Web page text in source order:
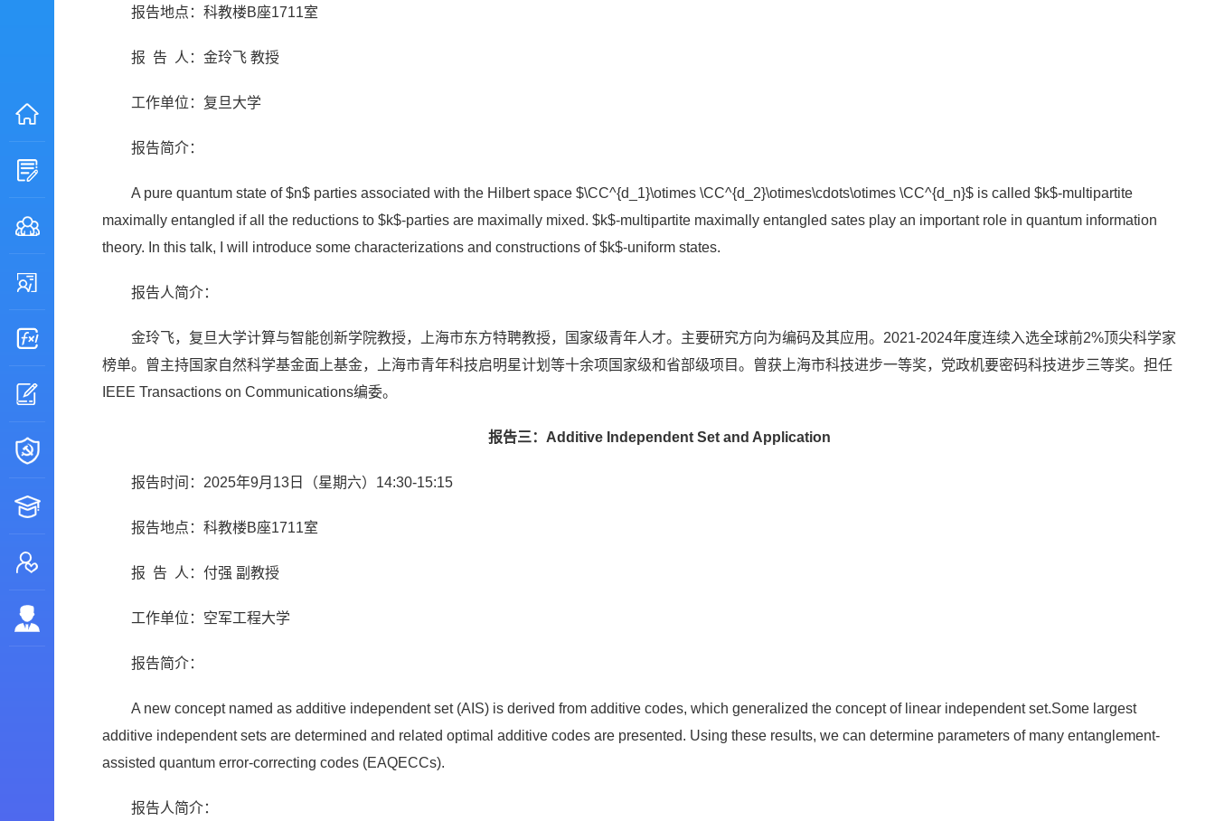
报告地点：科教楼B座1711室
报 告 人：金玲飞 教授
工作单位：复旦大学
报告简介：
A pure quantum state of $n$ parties associated with the Hilbert space $\CC^{d_1}\otimes \CC^{d_2}\otimes\cdots\otimes \CC^{d_n}$ is called $k$-multipartite
maximally entangled if all the reductions to $k$-parties are maximally mixed. $k$-multipartite maximally entangled sates play an important role in quantum information
theory. In this talk, I will introduce some characterizations and constructions of $k$-uniform states.
报告人简介：
金玲飞，复旦大学计算与智能创新学院教授，上海市东方特聘教授，国家级青年人才。主要研究方向为编码及其应用。2021-2024年度连续入选全球前2%顶尖科学家
榜单。曾主持国家自然科学基金面上基金，上海市青年科技启明星计划等十余项国家级和省部级项目。曾获上海市科技进步一等奖，党政机要密码科技进步三等奖。担任
IEEE Transactions on Communications编委。
报告三：Additive Independent Set and Application
报告时间：2025年9月13日（星期六）14:30-15:15
报告地点：科教楼B座1711室
报 告 人：付强 副教授
工作单位：空军工程大学
报告简介：
A new concept named as additive independent set (AIS) is derived from additive codes, which generalized the concept of linear independent set.Some largest
additive independent sets are determined and related optimal additive codes are presented. Using these results, we can determine parameters of many entanglement-
assisted quantum error-correcting codes (EAQECCs).
报告人简介：